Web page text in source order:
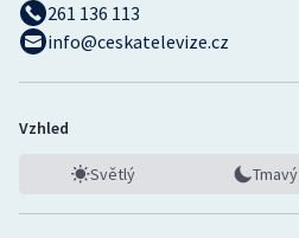
261 136 113
info@ceskatelevize.cz
Vzhled
Světlý Tmavý